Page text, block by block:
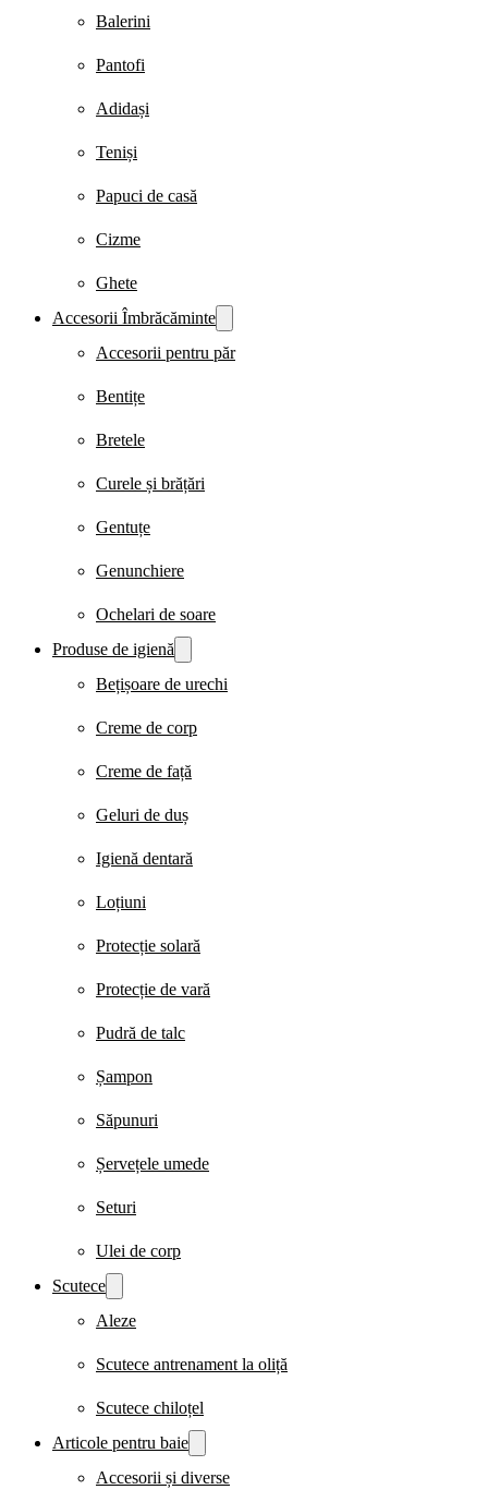
Balerini
Pantofi
Adidași
Teniși
Papuci de casă
Cizme
Ghete
Accesorii Îmbrăcăminte
Accesorii pentru păr
Bentițe
Bretele
Curele și brățări
Gentuțe
Genunchiere
Ochelari de soare
Produse de igienă
Bețișoare de urechi
Creme de corp
Creme de față
Geluri de duș
Igienă dentară
Loțiuni
Protecție solară
Protecție de vară
Pudră de talc
Șampon
Săpunuri
Șervețele umede
Seturi
Ulei de corp
Scutece
Aleze
Scutece antrenament la oliță
Scutece chiloțel
Articole pentru baie
Accesorii și diverse